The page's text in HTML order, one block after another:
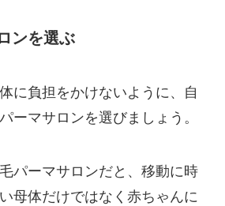
ンを選ぶ
に負担をかけないように、自
ーマサロンを選びましょう。
パーマサロンだと、移動に時
母体だけではなく赤ちゃんに